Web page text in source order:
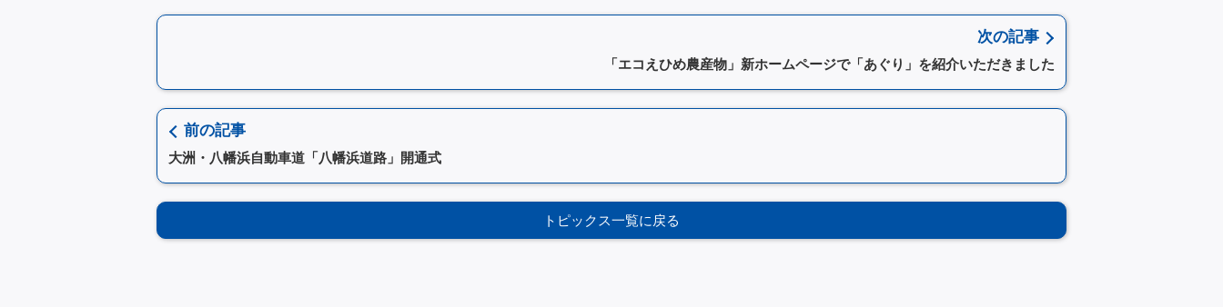
次の記事
「エコえひめ農産物」新ホームページで「あぐり」を紹介いただきました
前の記事
大洲・八幡浜自動車道「八幡浜道路」開通式
トピックス一覧に戻る